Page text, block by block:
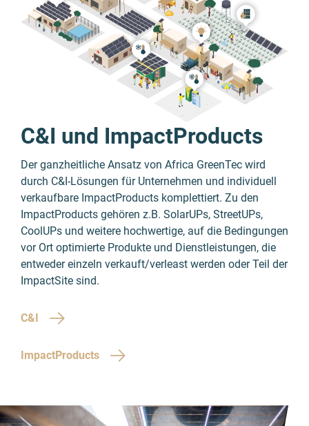
C&I und ImpactProducts
Der ganzheitliche Ansatz von Africa GreenTec wird
durch C&I-Lösungen für Unternehmen und individuell
verkaufbare ImpactProducts komplettiert. Zu den
ImpactProducts gehören z.B. SolarUPs, StreetUPs,
CoolUPs und weitere hochwertige, auf die Bedingungen
vor Ort optimierte Produkte und Dienstleistungen, die
entweder einzeln verkauft/verleast werden oder Teil der
ImpactSite sind.
C&I
ImpactProducts